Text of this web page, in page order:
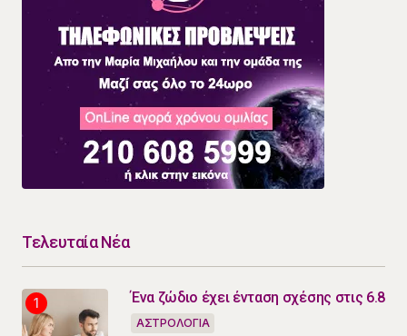
Τελευταία Νέα
Ένα ζώδιο έχει ένταση σχέσης στις 6.8
ΑΣΤΡΟΛΟΓΙΑ